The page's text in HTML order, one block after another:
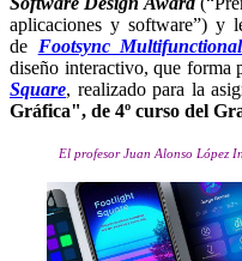
aplicaciones y software”) y
de Footsync
diseño interactivo, que forma
Square, realizado para la
Gráfica", de 4º curso del
El profesor Juan Alonso López